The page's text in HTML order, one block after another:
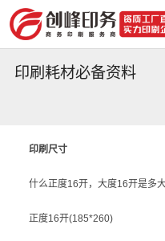
印刷耗材必备资料
印刷尺寸
什么正度16开，大度16开是多大
正度16开(185*260)